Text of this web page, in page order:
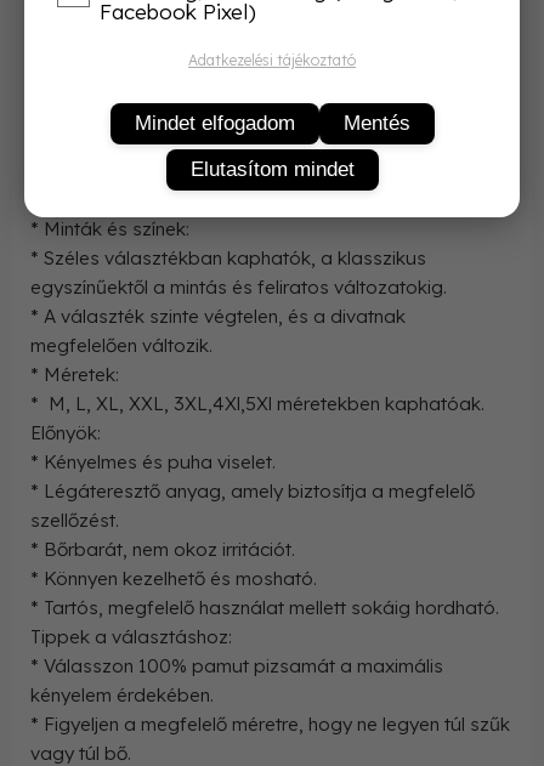
felső hosszú nadrággal.
* A laza szabás biztosítja a szabad mozgást alvás
* A légáteresztő anyag segít a test hőmérsékletének
* Minták és színek:
* Széles választékban kaphatók, a klasszikus
egyszínűektől a mintás és feliratos változatokig.
* A választék szinte végtelen, és a divatnak
megfelelően változik.
* Méretek:
* M, L, XL, XXL, 3XL,4Xl,5Xl méretekben kaphatóak.
Előnyök:
* Kényelmes és puha viselet.
* Légáteresztő anyag, amely biztosítja a megfelelő
szellőzést.
* Bőrbarát, nem okoz irritációt.
* Könnyen kezelhető és mosható.
* Tartós, megfelelő használat mellett sokáig hordható.
Tippek a választáshoz:
* Válasszon 100% pamut pizsamát a maximális
kényelem érdekében.
* Figyeljen a megfelelő méretre, hogy ne legyen túl szűk
vagy túl bő.
Facebook Pixel)
Adatkezelési tájékoztató
Mindet elfogadom
Mentés
Elutasítom mindet